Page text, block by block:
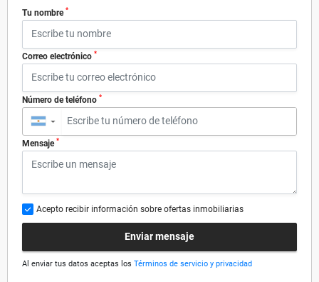
Tu nombre *
Correo electrónico *
Número de teléfono *
▼
Mensaje *
Acepto recibir información sobre ofertas inmobiliarias
Enviar mensaje
Al enviar tus datos aceptas los Términos de servicio y privacidad